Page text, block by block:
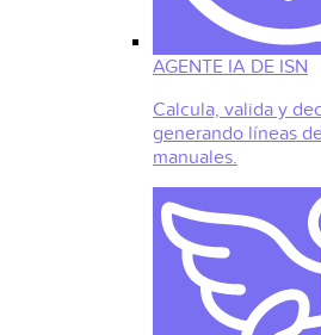
AGENTE IA DE ISN
Calcula, valida y
generando líneas
manuales.